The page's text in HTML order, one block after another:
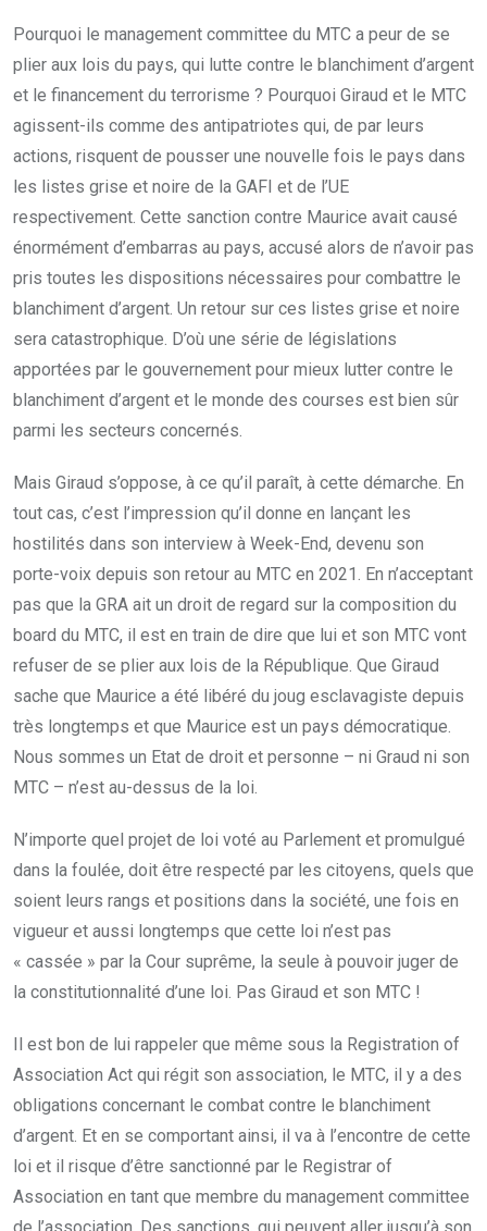
Pourquoi le management committee du MTC a peur de se
plier aux lois du pays, qui lutte contre le blanchiment d’argent
et le financement du terrorisme ? Pourquoi Giraud et le MTC
agissent-ils comme des antipatriotes qui, de par leurs
actions, risquent de pousser une nouvelle fois le pays dans
les listes grise et noire de la GAFI et de l’UE
respectivement. Cette sanction contre Maurice avait causé
énormément d’embarras au pays, accusé alors de n’avoir pas
pris toutes les dispositions nécessaires pour combattre le
blanchiment d’argent. Un retour sur ces listes grise et noire
sera catastrophique. D’où une série de législations
apportées par le gouvernement pour mieux lutter contre le
blanchiment d’argent et le monde des courses est bien sûr
parmi les secteurs concernés.
Mais Giraud s’oppose, à ce qu’il paraît, à cette démarche. En
tout cas, c’est l’impression qu’il donne en lançant les
hostilités dans son interview à Week-End, devenu son
porte-voix depuis son retour au MTC en 2021. En n’acceptant
pas que la GRA ait un droit de regard sur la composition du
board du MTC, il est en train de dire que lui et son MTC vont
refuser de se plier aux lois de la République. Que Giraud
sache que Maurice a été libéré du joug esclavagiste depuis
très longtemps et que Maurice est un pays démocratique.
Nous sommes un Etat de droit et personne – ni Graud ni son
MTC – n’est au-dessus de la loi.
N’importe quel projet de loi voté au Parlement et promulgué
dans la foulée, doit être respecté par les citoyens, quels que
soient leurs rangs et positions dans la société, une fois en
vigueur et aussi longtemps que cette loi n’est pas
« cassée » par la Cour suprême, la seule à pouvoir juger de
la constitutionnalité d’une loi. Pas Giraud et son MTC !
Il est bon de lui rappeler que même sous la Registration of
Association Act qui régit son association, le MTC, il y a des
obligations concernant le combat contre le blanchiment
d’argent. Et en se comportant ainsi, il va à l’encontre de cette
loi et il risque d’être sanctionné par le Registrar of
Association en tant que membre du management committee